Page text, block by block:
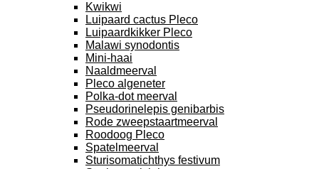
Kwikwi
Luipaard cactus Pleco
Luipaardkikker Pleco
Malawi synodontis
Mini-haai
Naaldmeerval
Pleco algeneter
Polka-dot meerval
Pseudorinelepis genibarbis
Rode zweepstaartmeerval
Roodoog Pleco
Spatelmeerval
Sturisomatichthys festivum